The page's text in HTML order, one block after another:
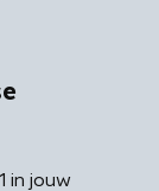
in jouw